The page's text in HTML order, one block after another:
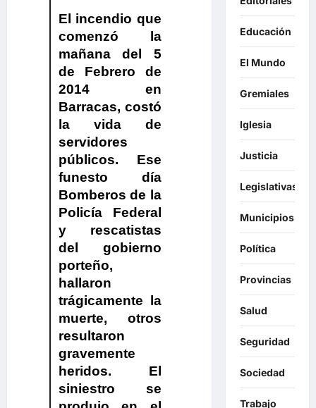
El incendio que
comenzó la
mañana del 5
de Febrero de
2014 en
Barracas, costó
la vida de
servidores
públicos. Ese
funesto día
Bomberos de la
Policía Federal
y rescatistas
del gobierno
porteño,
hallaron
trágicamente la
muerte, otros
resultaron
gravemente
heridos. El
siniestro se
Educación
El Mundo
Gremiales
Iglesia
Justicia
Legislativas
Municipios
Política
Provincias
Salud
Seguridad
Sociedad
Trabajo